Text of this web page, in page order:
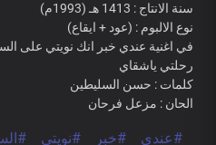
سنة الانتاج : 1413 هـ (1993م)
نوع الالبوم : (عود + ايقاع)
في اغنية عندي خبر انك نويتي على
رحلتي ياشقاي
كلمات : حسن السليطين
الحان : مزعل فرحان
#عندي #خبر #نويتي